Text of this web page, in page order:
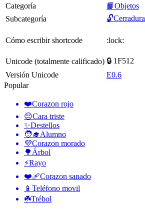
Categoría
📙Objetos
Subcategoría
🔓Cerradura
Cómo escribir shortcode :lock:
Unicode (totalmente calificado) 🔒 1F512
Versión Unicode
E0.6
Popular
❤️Corazon rojo
😔Cara triste
✨Destellos
🧑‍🎓Alumno
💜Corazon morado
🌳 Árbol
⚡Rayo
❤️‍🩹Corazon sanado
📱 Teléfono movil
☘️Trébol